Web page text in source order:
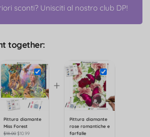
sconti? Unisciti al nostro club DP!
together:
Pittura diamante
Miss Forest
$18.00$10.99
+
Pittura diamante
rose romantiche e
farfalle